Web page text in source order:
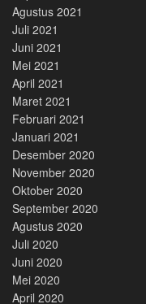
Agustus 2021
Juli 2021
Juni 2021
Mei 2021
April 2021
Maret 2021
Februari 2021
Januari 2021
Desember 2020
November 2020
Oktober 2020
September 2020
Agustus 2020
Juli 2020
Juni 2020
Mei 2020
April 2020